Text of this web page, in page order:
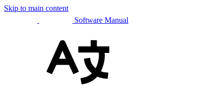
Skip to main content
Software Manual